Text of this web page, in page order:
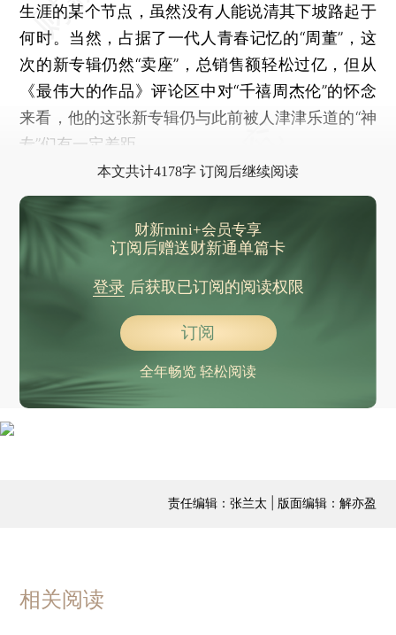
生涯的某个节点，虽然没有人能说清其下坡路起于
何时。当然，占据了一代人青春记忆的“周董”，这
次的新专辑仍然“卖座”，总销售额轻松过亿，但从
《最伟大的作品》评论区中对“千禧周杰伦”的怀念
来看，他的这张新专辑仍与此前被人津津乐道的“神
专”们有一定差距。
本文共计4178字 订阅后继续阅读
财新mini+会员专享
订阅后赠送财新通单篇卡
登录后获取已订阅的阅读权限
订阅
全年畅览 轻松阅读
责任编辑：张兰太 | 版面编辑：解亦盈
相关阅读